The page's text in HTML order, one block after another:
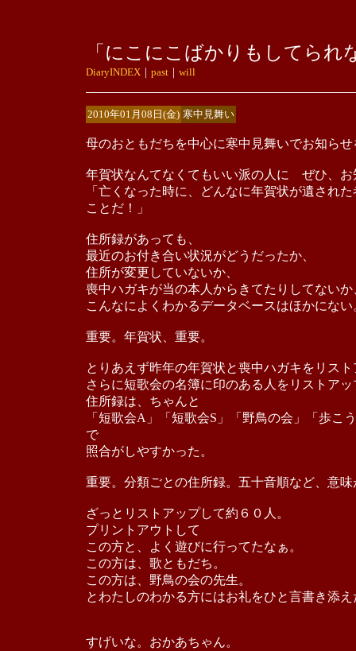
「にこにこばかりもしてられ
DiaryINDEX｜ past｜ will
2010年01月08日(金) 寒中見舞い
母のおともだちを中心に寒中見舞いでお知ら
年賀状なんてなくてもいい派の人に ぜひ、お
「亡くなった時に、どんなに年賀状が遺され
ことだ！」
住所録があっても、
最近のお付き合い状況がどうだったか、
住所が変更していないか、
喪中ハガキが当の本人からきてたりしてないか
こんなによくわかるデータベースはほかにない
重要。年賀状、重要。
とりあえず昨年の年賀状と喪中ハガキをリスト
さらに短歌会の名簿に印のある人をリストアッ
住所録は、ちゃんと
「短歌会A」「短歌会S」「野鳥の会」「歩こ
で
照合がしやすかった。
重要。分類ごとの住所録。五十音順など、意
ざっとリストアップして約６０人。
プリントアウトして
この方と、よく遊びに行ってたなぁ。
この方は、歌ともだち。
この方は、野鳥の会の先生。
とわたしのわかる方にはお礼をひと言書き添え
すげいな。おかあちゃん。